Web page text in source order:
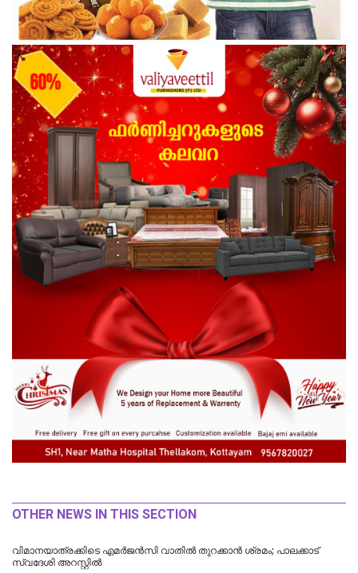
OTHER NEWS IN THIS SECTION
വിമാനയാത്രക്കിടെ എമര്‍ജന്‍സി വാതില്‍ തുറക്കാന്‍ ശ്രമം; പാലക്കാട്
സ്വദേശി അറസ്റ്റില്‍